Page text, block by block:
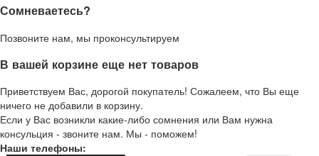
Сомневаетесь?
Позвоните нам, мы проконсультируем
В вашей корзине еще нет товаров
Приветствуем Вас, дорогой покупатель! Сожалеем, что Вы еще
ничего не добавили в корзину.
Если у Вас возникли какие-либо сомнения или Вам нужна
консульция - звоните нам. Мы - поможем!
Наши телефоны: